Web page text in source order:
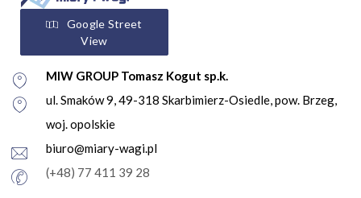
Google Street
View
MIW GROUP Tomasz Kogut sp.k.
ul. Smaków 9, 49-318 Skarbimierz-Osiedle, pow. Brzeg,
woj. opolskie
biuro@miary-wagi.pl
(+48) 77 411 39 28